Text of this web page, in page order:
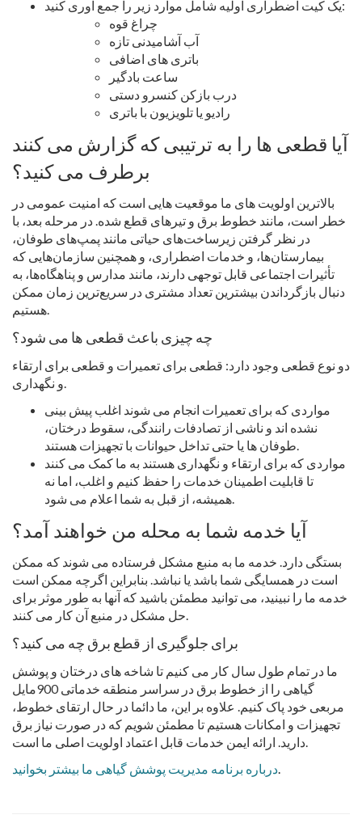
یک کیت اضطراری اولیه شامل موارد زیر را جمع آوری کنید:
چراغ قوه
آب آشامیدنی تازه
باتری های اضافی
ساعت بادگیر
درب بازکن کنسرو دستی
رادیو یا تلویزیون با باتری
آیا قطعی ها را به ترتیبی که گزارش می کنند
بالاترین اولویت های ما موقعیت هایی است که امنیت عمومی در
خطر است، مانند خطوط برق و تیرهای قطع شده. در مرحله بعد، با
در نظر گرفتن زیرساخت‌های حیاتی مانند پمپ‌های طوفان،
بیمارستان‌ها، و خدمات اضطراری، و همچنین سازمان‌هایی که
تأثیرات اجتماعی قابل توجهی دارند، مانند مدارس و پناهگاه‌ها، به
دنبال بازگرداندن بیشترین تعداد مشتری در سریع‌ترین زمان ممکن
هستیم.
چه چیزی باعث قطعی ها می شود؟
دو نوع قطعی وجود دارد: قطعی برای تعمیرات و قطعی برای ارتقاء
و نگهداری.
مواردی که برای تعمیرات انجام می شوند اغلب پیش بینی
نشده اند و ناشی از تصادفات رانندگی، سقوط درختان،
طوفان ها یا حتی تداخل حیوانات با تجهیزات هستند.
مواردی که برای ارتقاء و نگهداری هستند به ما کمک می کنند
تا قابلیت اطمینان خدمات را حفظ کنیم و اغلب، اما نه
همیشه، از قبل به شما اعلام می شود.
آیا خدمه شما به محله من خواهند آمد؟
بستگی دارد. خدمه ما به منبع مشکل فرستاده می شوند که ممکن
است در همسایگی شما باشد یا نباشد. بنابراین اگرچه ممکن است
خدمه ما را نبینید، می توانید مطمئن باشید که آنها به طور موثر برای
حل مشکل در منبع آن کار می کنند.
برای جلوگیری از قطع برق چه می کنید؟
ما در تمام طول سال کار می کنیم تا شاخه های درختان و پوشش
گیاهی را از خطوط برق در سراسر منطقه خدماتی 900مایل
مربعی خود پاک کنیم. علاوه بر این، ما دائما در حال ارتقای خطوط،
تجهیزات و امکانات هستیم تا مطمئن شویم که در صورت نیاز برق
دارید. ارائه ایمن خدمات قابل اعتماد اولویت اصلی ما است.
درباره برنامه مدیریت پوشش گیاهی ما بیشتر بخوانید.